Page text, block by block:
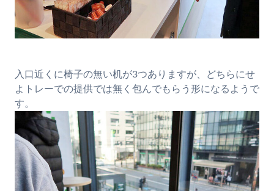
入口近くに椅子の無い机が3つありますが、どちらにせ
よトレーでの提供では無く包んでもらう形になるようで
す。